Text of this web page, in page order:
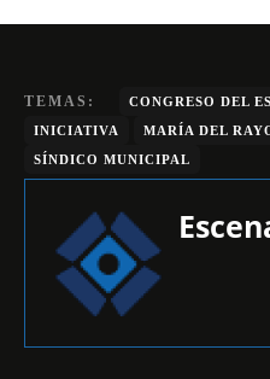
TEMAS: CONGRESO DEL
INICIATIVA
MARÍA DEL
SÍNDICO MUNICIPAL